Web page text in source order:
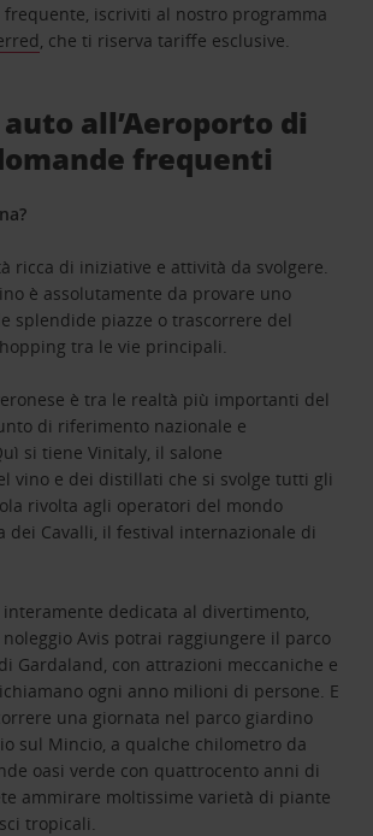
frequente, iscriviti al nostro programma
, che ti riserva tariffe esclusive.
all’Aeroporto di
frequenti
ricca di iniziative e attività da svolgere.
è assolutamente da provare uno
splendide piazze o trascorrere del
tra le vie principali.
è tra le realtà più importanti del
di riferimento nazionale e
si tiene Vinitaly, il salone
vino e dei distillati che si svolge tutti gli
rivolta agli operatori del mondo
dei Cavalli, il festival internazionale di
dedicata al divertimento,
Avis potrai raggiungere il parco
Gardaland, con attrazioni meccaniche e
ogni anno milioni di persone. E
una giornata nel parco giardino
sul Mincio, a qualche chilometro da
oasi verde con quattrocento anni di
ammirare moltissime varietà di piante
tropicali.